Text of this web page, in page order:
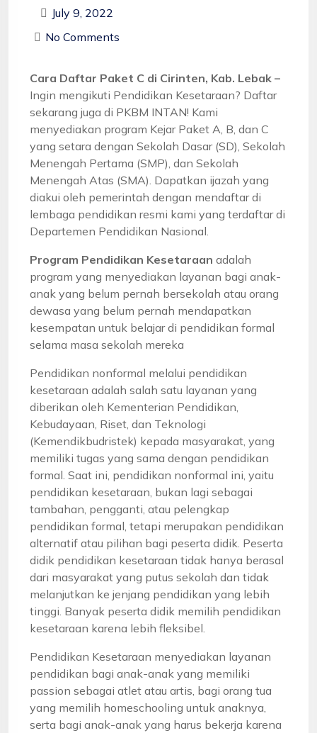
July 9, 2022
No Comments
Cara Daftar Paket C di Cirinten, Kab. Lebak –
Ingin mengikuti Pendidikan Kesetaraan? Daftar
sekarang juga di PKBM INTAN! Kami
menyediakan program Kejar Paket A, B, dan C
yang setara dengan Sekolah Dasar (SD), Sekolah
Menengah Pertama (SMP), dan Sekolah
Menengah Atas (SMA). Dapatkan ijazah yang
diakui oleh pemerintah dengan mendaftar di
lembaga pendidikan resmi kami yang terdaftar di
Departemen Pendidikan Nasional.
Program Pendidikan Kesetaraan adalah
program yang menyediakan layanan bagi anak-
anak yang belum pernah bersekolah atau orang
dewasa yang belum pernah mendapatkan
kesempatan untuk belajar di pendidikan formal
selama masa sekolah mereka
Pendidikan nonformal melalui pendidikan
kesetaraan adalah salah satu layanan yang
diberikan oleh Kementerian Pendidikan,
Kebudayaan, Riset, dan Teknologi
(Kemendikbudristek) kepada masyarakat, yang
memiliki tugas yang sama dengan pendidikan
formal. Saat ini, pendidikan nonformal ini, yaitu
pendidikan kesetaraan, bukan lagi sebagai
tambahan, pengganti, atau pelengkap
pendidikan formal, tetapi merupakan pendidikan
alternatif atau pilihan bagi peserta didik. Peserta
didik pendidikan kesetaraan tidak hanya berasal
dari masyarakat yang putus sekolah dan tidak
melanjutkan ke jenjang pendidikan yang lebih
tinggi. Banyak peserta didik memilih pendidikan
kesetaraan karena lebih fleksibel.
Pendidikan Kesetaraan menyediakan layanan
pendidikan bagi anak-anak yang memiliki
passion sebagai atlet atau artis, bagi orang tua
yang memilih homeschooling untuk anaknya,
serta bagi anak-anak yang harus bekerja karena